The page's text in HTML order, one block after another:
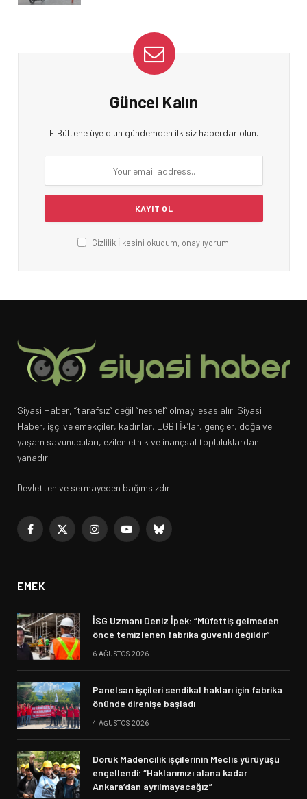
Güncel Kalın
E Bültene üye olun gündemden ilk siz haberdar olun.
Gizlilik İlkesini okudum, onaylıyorum.
Siyasi Haber, “tarafsız” değil “nesnel” olmayı esas alır. Siyasi
Haber, işçi ve emekçiler, kadınlar, LGBTİ+’lar, gençler, doğa ve
yaşam savunucuları, ezilen etnik ve inançsal topluluklardan
yanadır.
Devletten ve sermayeden bağımsızdır.
Facebook
X
InstagramYouTubeBluesky
EMEK
İSG Uzmanı Deniz İpek: “Müfettiş gelmeden
önce temizlenen fabrika güvenli değildir”
6 AĞUSTOS 2026
Panelsan işçileri sendikal hakları için fabrika
önünde direnişe başladı
4 AĞUSTOS 2026
Doruk Madencilik işçilerinin Meclis yürüyüşü
engellendi: “Haklarımızı alana kadar
Ankara’dan ayrılmayacağız”